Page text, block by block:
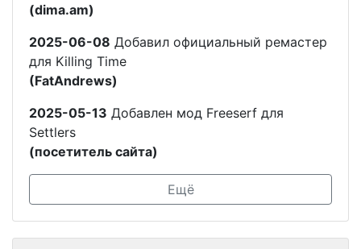
(dima.am)
2025-06-08 Добавил официальный ремастер
для Killing Time
(FatAndrews)
2025-05-13 Добавлен мод Freeserf для
Settlers
(посетитель сайта)
Ещё